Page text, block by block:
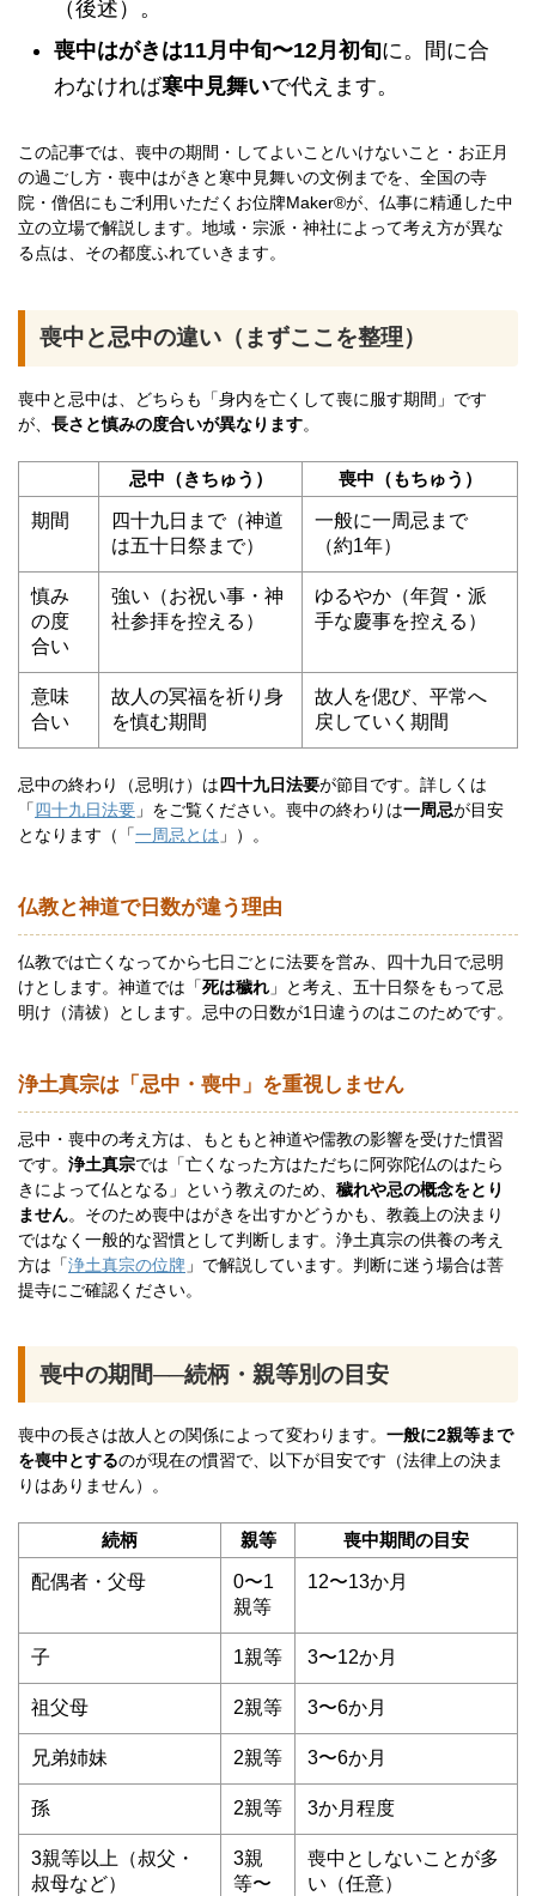
（後述）。
喪中はがきは11月中旬〜12月初旬に。間に合
わなければ寒中見舞いで代えます。
この記事では、喪中の期間・してよいこと/いけないこと・お正月
の過ごし方・喪中はがきと寒中見舞いの文例までを、全国の寺
院・僧侶にもご利用いただくお位牌Maker®が、仏事に精通した中
立の立場で解説します。地域・宗派・神社によって考え方が異な
る点は、その都度ふれていきます。
喪中と忌中の違い（まずここを整理）
喪中と忌中は、どちらも「身内を亡くして喪に服す期間」です
が、 長さと慎みの度合いが異なります。
忌中（きちゅう） 喪中（もちゅう）
期間
四十九日まで（神道
は五十日祭まで）
一般に一周忌まで
（約1年）
慎み
の度
合い
強い（お祝い事・神
社参拝を控える）
ゆるやか（年賀・派
手な慶事を控える）
意味
合い
故人の冥福を祈り身
を慎む期間
故人を偲び、平常へ
戻していく期間
忌中の終わり（忌明け）は 四十九日法要が節目です。詳しくは
「四十九日法要 」をご覧ください。喪中の終わりは一周忌が目安
となります（「一周忌とは 」）。
仏教と神道で日数が違う理由
仏教では亡くなってから七日ごとに法要を営み、四十九日で忌明
けとします。神道では「死は穢れ 」と考え、五十日祭をもって忌
明け（清祓）とします。忌中の日数が1日違うのはこのためです。
浄土真宗は「忌中・喪中」を重視しません
忌中・喪中の考え方は、もともと神道や儒教の影響を受けた慣習
です。 浄土真宗では「亡くなった方はただちに阿弥陀仏のはたら
きによって仏となる」という教えのため、 穢れや忌の概念をとり
ません。そのため喪中はがきを出すかどうかも、教義上の決まり
ではなく一般的な習慣として判断します。浄土真宗の供養の考え
方は「浄土真宗の位牌 」で解説しています。判断に迷う場合は菩
提寺にご確認ください。
喪中の期間──続柄・親等別の目安
喪中の長さは故人との関係によって変わります。 一般に2親等まで
を喪中とするのが現在の慣習で、以下が目安です（法律上の決ま
りはありません）。
続柄 親等 喪中期間の目安
配偶者・父母
0〜1
親等
12〜13か月
子 1親等 3〜12か月
祖父母 2親等 3〜6か月
兄弟姉妹 2親等 3〜6か月
孫 2親等 3か月程度
3親等以上（叔父・
叔母など）
3親
等〜
喪中としないことが多
い（任意）